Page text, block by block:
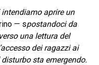
intendiamo aprire un
— spostandoci da
una lettura del
dei ragazzi ai
sta emergendo.